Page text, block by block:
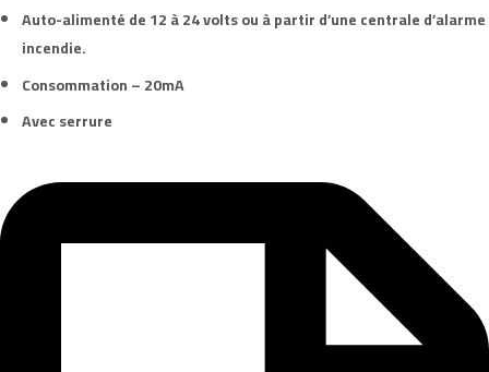
Auto-alimenté de 12 à 24 volts ou à partir d’une centrale d’alarme
incendie.
Consommation – 20mA
Avec serrure